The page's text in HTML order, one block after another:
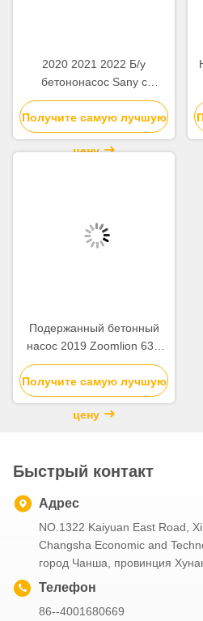
2020 2021 2022 Б/у
бетононасос Sany с
вылетом стрелы 62 м на
шасси Beton
Получите самую лучшую
цену
Подержанный бетонный
насос 2019 Zoomlion 63м
Насосный грузовик
ZLJ5440THBBE Для
продажи
Получите самую лучшую
цену
Быстрый контакт
Адрес
NO.1322 Kaiyuan East Road,
Changsha Economic and
город Чанша, провинция
Телефон
86--4001680669